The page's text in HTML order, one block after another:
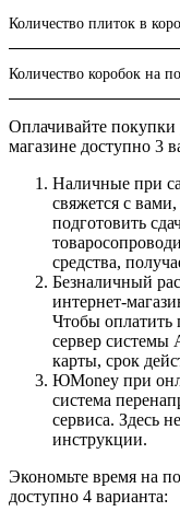
Количество плиток в
Количество коробок на
Оплачивайте
магазине доступно 3
Наличные при
свяжется с
подготовить
средства,
Безналичный
интернет-
Чтобы оплатить
сервер системы
карты, срок
ЮMoney при
система
сервиса. Здесь
инструкции.
Экономьте время на
доступно 4 варианта: